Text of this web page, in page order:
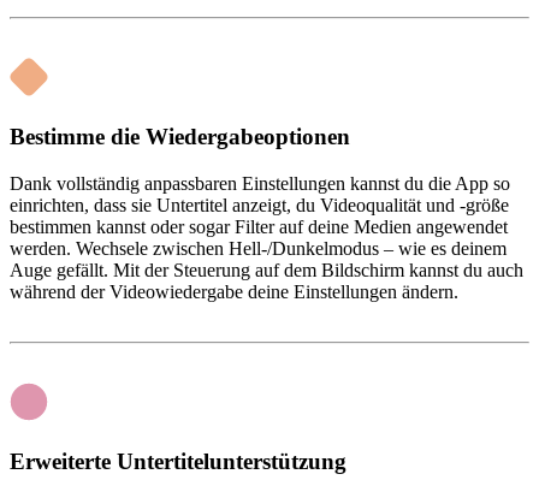
Bestimme die Wiedergabeoptionen
Dank vollständig anpassbaren Einstellungen kannst du die App so
einrichten, dass sie Untertitel anzeigt, du Videoqualität und -größe
bestimmen kannst oder sogar Filter auf deine Medien angewendet
werden. Wechsele zwischen Hell-/Dunkelmodus – wie es deinem
Auge gefällt. Mit der Steuerung auf dem Bildschirm kannst du auch
während der Videowiedergabe deine Einstellungen ändern.
Erweiterte Untertitelunterstützung